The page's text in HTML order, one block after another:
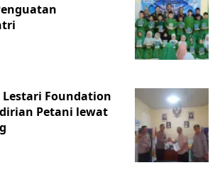
Lestari Foundation
Petani lewat